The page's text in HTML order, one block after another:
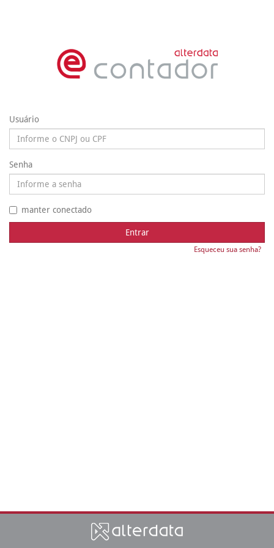
Usuário
Senha
manter conectado
Entrar
Esqueceu sua senha?